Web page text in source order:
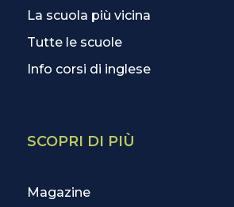
La scuola più vicina
Tutte le scuole
Info corsi di inglese
SCOPRI DI PIÙ
Magazine